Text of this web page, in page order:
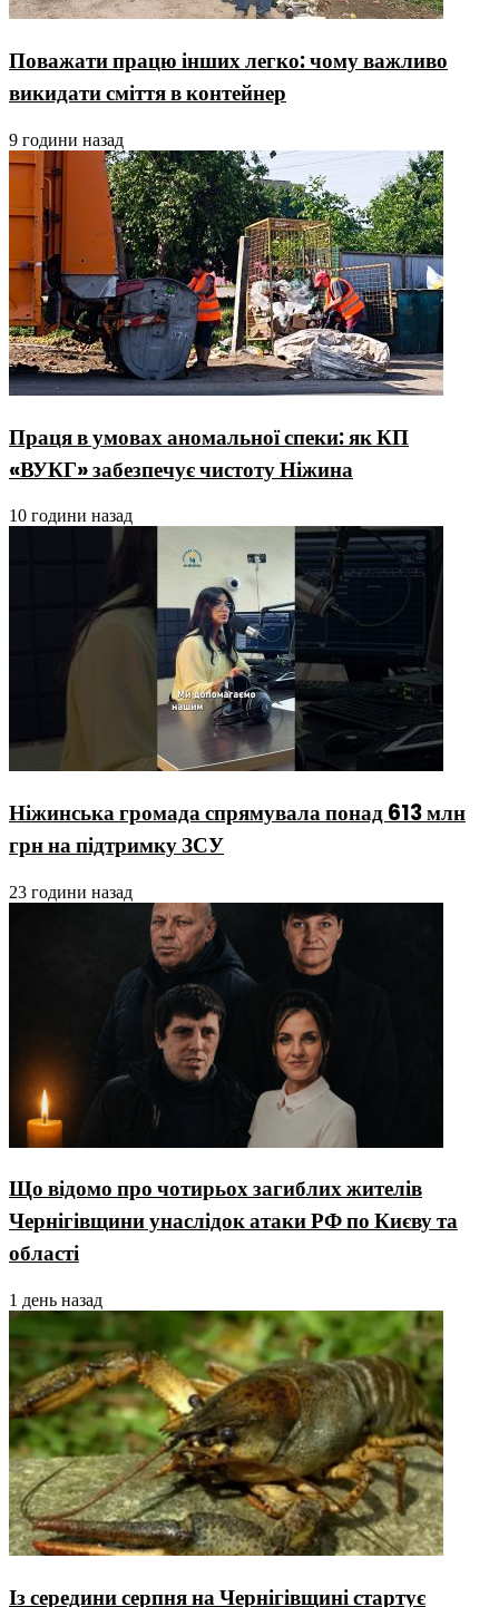
Поважати працю інших легко: чому важливо
викидати сміття в контейнер
9 години назад
Праця в умовах аномальної спеки: як КП
«ВУКГ» забезпечує чистоту Ніжина
10 години назад
Ніжинська громада спрямувала понад 613 млн
грн на підтримку ЗСУ
23 години назад
Що відомо про чотирьох загиблих жителів
Чернігівщини унаслідок атаки РФ по Києву та
області
1 день назад
Із середини серпня на Чернігівщині стартує